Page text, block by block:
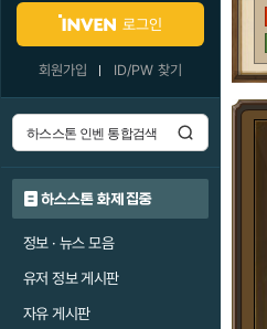
로그인
회원가입 ID/PW 찾기
하스스톤 화제 집중
정보 · 뉴스 모음
유저 정보 게시판
자유 게시판